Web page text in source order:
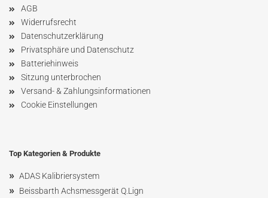
AGB
Widerrufsrecht
Datenschutzerklärung
Privatsphäre und Datenschutz
Batteriehinweis
Sitzung unterbrochen
Versand- & Zahlungsinformationen
Cookie Einstellungen
Top Kategorien & Produkte
» ADAS Kalibriersystem
» Beissbarth Achsmessgerät Q.Lign